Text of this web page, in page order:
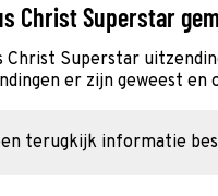
Christ Superstar
Christ Superstar
er zijn geweest
terugkijk informatie